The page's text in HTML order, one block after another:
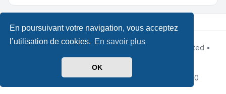
En poursuivant votre navigation, vous acceptez
l’utilisation de cookies. En savoir plus
OK
® Forum Software © phpBB Limited •
Leenoz
phpBB-fr.com
|Conditions|Heures au format UTC+02:00